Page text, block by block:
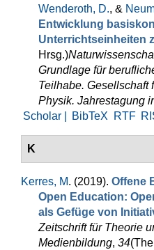
Wenderoth, D., &
Entwicklung
Unterrichtseinheiten
Hrsg.)
Grundlage für
Teilhabe. Gesellschaft
Physik. Jahrestagung
Scholar |
BibTeX RTF
K
Kerres, M. (2019). Offene
Open Education:
als Gefüge von
Zeitschrift für Theorie
Medienbildung, 34